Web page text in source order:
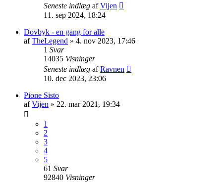
Seneste indlæg afVijen
11. sep 2024, 18:24
Dovbyk - en gang for alle
afTheLegend » 4. nov 2023, 17:46
1 Svar
14035 Visninger
Seneste indlæg afRavnen
10. dec 2023, 23:06
Pione Sisto
afVijen » 22. mar 2021, 19:34
1
2
3
4
5
61 Svar
92840 Visninger